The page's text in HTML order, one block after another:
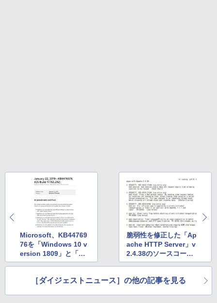
Microsoft、KB44769
76を「Windows 10 v
ersion 1809」と「Wi
ndows Server 2019」
脆弱性を修正した「Ap
ache HTTP Server」v
2.4.38のソースコード
が公開 ほか
［ダイジェストニュース］の他の記事を見る